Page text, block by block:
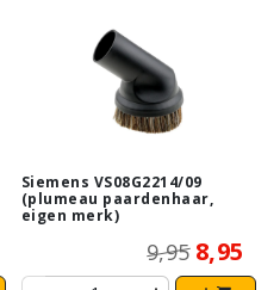
Siemens VS08G2214/09
(plumeau paardenhaar,
eigen merk)
9,95 8,95